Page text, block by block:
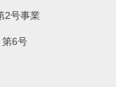
2号事業
第6号